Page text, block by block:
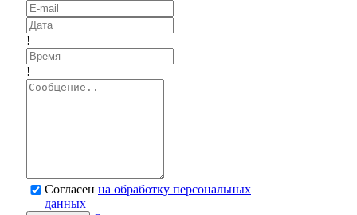
!
!
Согласен на обработку персональных
данных